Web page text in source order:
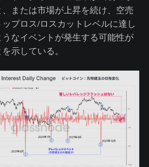
または市場が上昇を続け、空売
プロス/ロスカットレベルに達し
なイベントが発生する可能性が
示している。